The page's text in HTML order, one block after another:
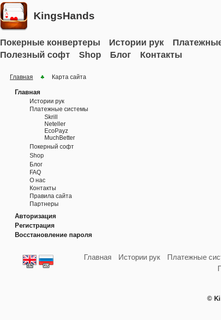
KingsHands
Покерные конвертеры Истории рук
Полезный софт
Shop Блог Контакты
Главная Карта сайта
Главная
Истории рук
Платежные системы
Skrill
Neteller
EcoPayz
MuchBetter
Покерный софт
Shop
Блог
FAQ
О нас
Контакты
Правила сайта
Партнеры
Авторизация
Регистрация
Восстановление пароля
Главная Истории рук
Платежные
©